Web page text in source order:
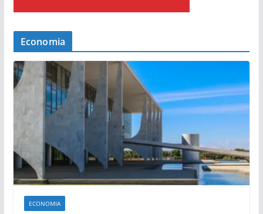
Economia
ECONOMIA